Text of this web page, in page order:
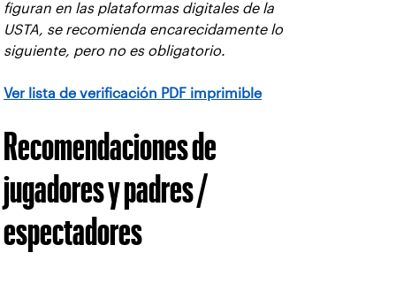
figuran en las plataformas digitales de la
USTA, se recomienda encarecidamente lo
siguiente, pero no es obligatorio.
Ver lista de verificación PDF imprimible
Recomendaciones de
jugadores y padres /
espectadores